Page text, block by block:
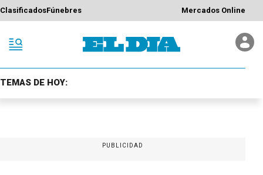
ClasificadosFúnebres Mercados Online
TEMAS DE HOY:
PUBLICIDAD